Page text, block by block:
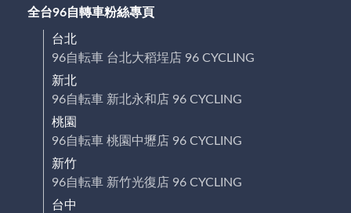
全台96自轉車粉絲專頁
台北
96自転車 台北大稻埕店 96 CYCLING
新北
96自転車 新北永和店 96 CYCLING
桃園
96自転車 桃園中壢店 96 CYCLING
新竹
96自転車 新竹光復店 96 CYCLING
台中